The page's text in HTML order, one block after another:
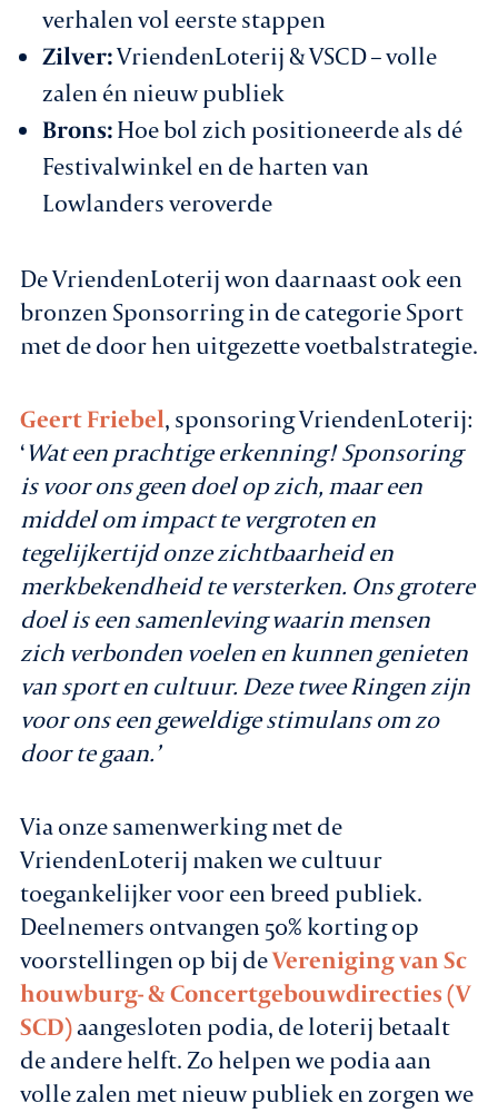
verhalen vol eerste stappen
Zilver:VriendenLoterij & VSCD – volle
zalen én nieuw publiek
Brons:Hoe bol zich positioneerde als dé
Festivalwinkel en de harten van
Lowlanders veroverde
De VriendenLoterij won daarnaast ook een
bronzen Sponsorring in de categorie Sport
met de door hen uitgezette voetbalstrategie.
Geert Friebel, sponsoring VriendenLoterij:
‘Wat een prachtige erkenning! Sponsoring
is voor ons geen doel op zich, maar een
middel om impact te vergroten en
tegelijkertijd onze zichtbaarheid en
merkbekendheid te versterken. Ons grotere
doel is een samenleving waarin mensen
zich verbonden voelen en kunnen genieten
van sport en cultuur. Deze twee Ringen zijn
voor ons een geweldige stimulans om zo
door te gaan.’
Via onze samenwerking met de
VriendenLoterij maken we cultuur
toegankelijker voor een breed publiek.
Deelnemers ontvangen 50% korting op
voorstellingen op bij deVereniging van Sc
houwburg- & Concertgebouwdirecties (V
SCD)aangesloten podia, de loterij betaalt
de andere helft. Zo helpen we podia aan
volle zalen met nieuw publiek en zorgen we